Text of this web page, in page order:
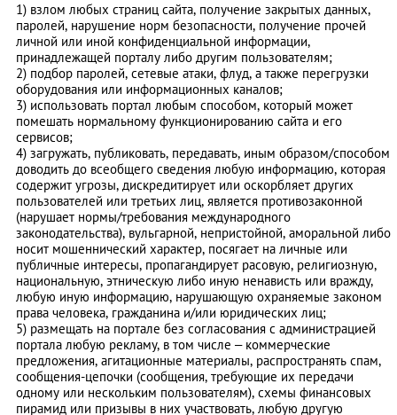
1) взлом любых страниц сайта, получение закрытых данных,
паролей, нарушение норм безопасности, получение прочей
личной или иной конфиденциальной информации,
принадлежащей порталу либо другим пользователям;
2) подбор паролей, сетевые атаки, флуд, а также перегрузки
оборудования или информационных каналов;
3) использовать портал любым способом, который может
помешать нормальному функционированию сайта и его
сервисов;
4) загружать, публиковать, передавать, иным образом/способом
доводить до всеобщего сведения любую информацию, которая
содержит угрозы, дискредитирует или оскорбляет других
пользователей или третьих лиц, является противозаконной
(нарушает нормы/требования международного
законодательства), вульгарной, непристойной, аморальной либо
носит мошеннический характер, посягает на личные или
публичные интересы, пропагандирует расовую, религиозную,
национальную, этническую либо иную ненависть или вражду,
любую иную информацию, нарушающую охраняемые законом
права человека, гражданина и/или юридических лиц;
5) размещать на портале без согласования с администрацией
портала любую рекламу, в том числе – коммерческие
предложения, агитационные материалы, распространять спам,
сообщения-цепочки (сообщения, требующие их передачи
одному или нескольким пользователям), схемы финансовых
пирамид или призывы в них участвовать, любую другую